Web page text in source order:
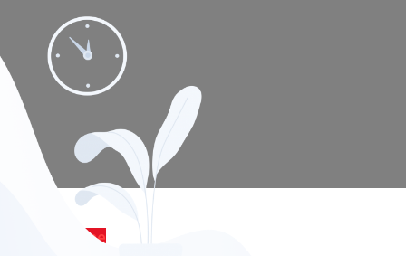
Tõlke tellimine